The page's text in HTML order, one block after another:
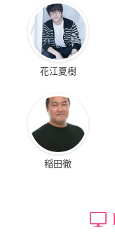
花江夏樹
稲田徹